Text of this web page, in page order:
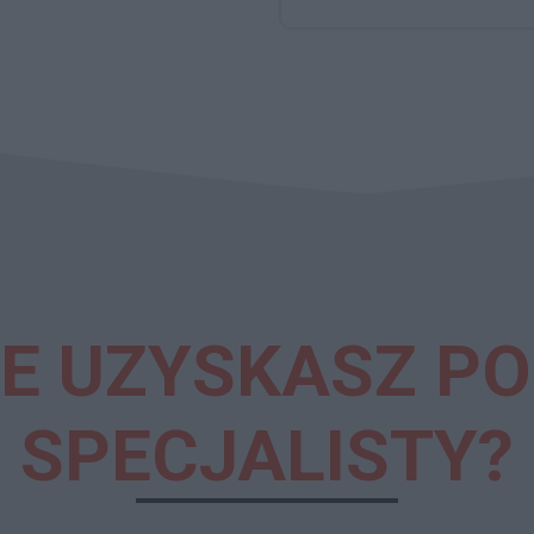
UZYSKASZ
SPECJALISTY?